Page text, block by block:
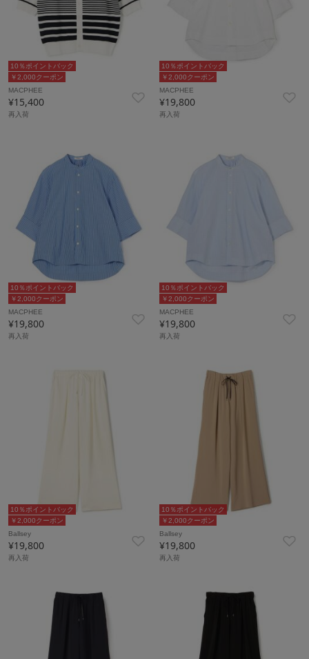
￥2,000クーポン
10％ポイントバック
MACPHEE
¥15,400
再入荷
￥2,000クーポン
10％ポイントバック
MACPHEE
¥19,800
再入荷
￥2,000クーポン
10％ポイントバック
MACPHEE
¥19,800
再入荷
￥2,000クーポン
10％ポイントバック
MACPHEE
¥19,800
再入荷
￥2,000クーポン
10％ポイントバック
Ballsey
¥19,800
再入荷
￥2,000クーポン
10％ポイントバック
Ballsey
¥19,800
再入荷